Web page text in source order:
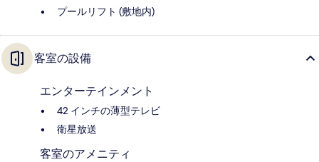
プールリフト (敷地内)
客室の設備
エンターテインメント
42 インチの薄型テレビ
衛星放送
客室のアメニティ